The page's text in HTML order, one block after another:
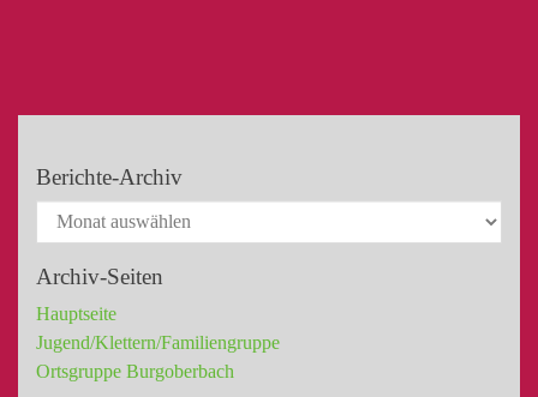
Berichte-Archiv
Archiv-Seiten
Hauptseite
Jugend/Klettern/Familiengruppe
Ortsgruppe Burgoberbach